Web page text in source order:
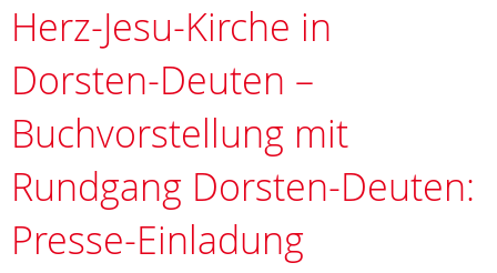
Herz-Jesu-Kirche in
Dorsten-Deuten –
Buchvorstellung mit
Rundgang Dorsten-Deuten:
Presse-Einladung